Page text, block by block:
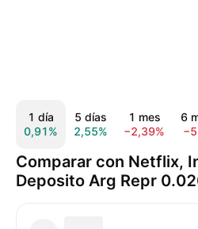
1 día
0,91%
5 días
2,55%
1 mes
−2,39%
6
Comparar con Netflix,
Deposito Arg Repr